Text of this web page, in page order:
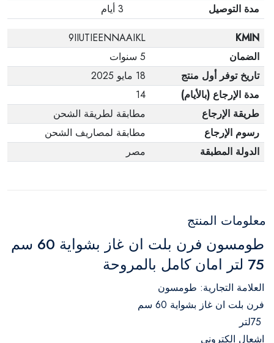
مدة التوصيل
3 أيام
KMIN
9IIUTIEENNAAIKL
الضمان
5 سنوات
تاريخ توفر أول منتج
18 مايو 2025
مدة الإرجاع (بالأيام)
14
طريقة الإرجاع
مطابقة لطريقة الشحن
رسوم الإرجاع
مطابقة لمصاريف الشحن
الدولة المطبقة
مصر
معلومات المنتج
طومسون فرن بلت ان غاز بشواية 60 سم
75 لتر امان كامل بالمروحة
العلامة التجارية: طومسون
فرن بلت ان غاز بشواية 60 سم
اشعال الكتروني